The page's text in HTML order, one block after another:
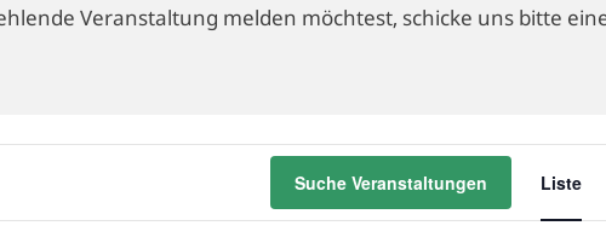
Veranstaltung melden möchtest, schicke uns bitte
Suche Veranstaltungen Liste